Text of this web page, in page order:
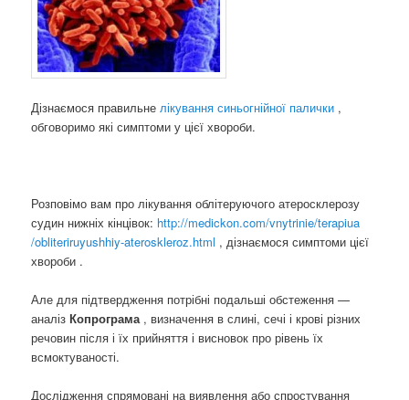
Дізнаємося правильне лікування синьогнійної палички ,
обговоримо які симптоми у цієї хвороби.
Розповімо вам про лікування облітеруючого атеросклерозу
судин нижніх кінцівок: http://medickon.com/vnytrinie/terapiua
/obliteriruyushhiy-ateroskleroz.html , дізнаємося симптоми цієї
хвороби .
Але для підтвердження потрібні подальші обстеження —
аналізКопрограма , визначення в слині, сечі і крові різних
речовин після і їх прийняття і висновок про рівень їх
всмоктуваності.
Дослідження спрямовані на виявлення або спростування